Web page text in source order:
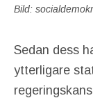
Bild:
Sedan dess
ytterligare